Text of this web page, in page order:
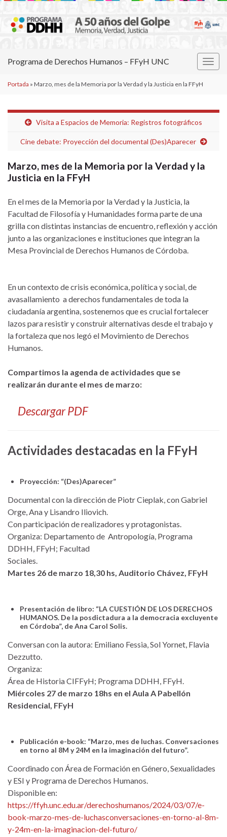
Programa de Derechos Humanos – FFyH UNC
Portada » Marzo, mes de la Memoria por la Verdad y la Justicia en la FFyH
Visita a Espacios de Memoria: Registros fotográficos
Cine debate: Proyección del documental (Des)Aparecer
Marzo, mes de la Memoria por la Verdad y la
Justicia en la FFyH
En el mes de la Memoria por la Verdad y la Justicia, la
Facultad de Filosofía y Humanidades forma parte de una
grilla con distintas instancias de encuentro, reflexión y acción
junto a las organizaciones e instituciones que integran la
Mesa Provincial de Derechos Humanos de Córdoba.
En un contexto de crisis económica, política y social, de
avasallamiento a derechos fundamentales de toda la
ciudadanía argentina, sostenemos que es crucial fortalecer
lazos para resistir y construir alternativas desde el trabajo y
la fortaleza que nos legó el Movimiento de Derechos
Humanos.
Compartimos la agenda de actividades que se
realizarán durante el mes de marzo:
Descargar PDF
Actividades destacadas en la FFyH
Proyección: “(Des)Aparecer”
Documental con la dirección de Piotr Cieplak, con Gabriel
Orge, Ana y Lisandro Iliovich.
Con participación de realizadores y protagonistas.
Organiza: Departamento de Antropología, Programa
DDHH, FFyH; Facultad
Sociales.
Martes 26 de marzo 18,30 hs, Auditorio Chávez, FFyH
Presentación de libro: “LA CUESTIÓN DE LOS DERECHOS
HUMANOS. De la posdictadura a la democracia excluyente
en Córdoba”, de Ana Carol Solis.
Conversan con la autora: Emiliano Fessia, Sol Yornet, Flavia
Dezzutto.
Organiza:
Área de Historia CIFFyH; Programa DDHH, FFyH.
Miércoles 27 de marzo 18hs en el Aula A Pabellón
Residencial, FFyH
Publicación e-book: “Marzo, mes de luchas. Conversaciones
en torno al 8M y 24M en la imaginación del futuro”.
Coordinado con Área de Formación en Género, Sexualidades
y ESI y Programa de Derechos Humanos.
Disponible en:
https://ffyh.unc.edu.ar/derechoshumanos/2024/03/07/e-
book-marzo-mes-de-luchasconversaciones-en-torno-al-8m-
y-24m-en-la-imaginacion-del-futuro/